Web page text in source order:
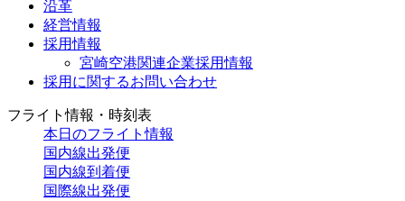
沿革
経営情報
採用情報
宮崎空港関連企業採用情報
採用に関するお問い合わせ
フライト情報・時刻表
本日のフライト情報
国内線出発便
国内線到着便
国際線出発便